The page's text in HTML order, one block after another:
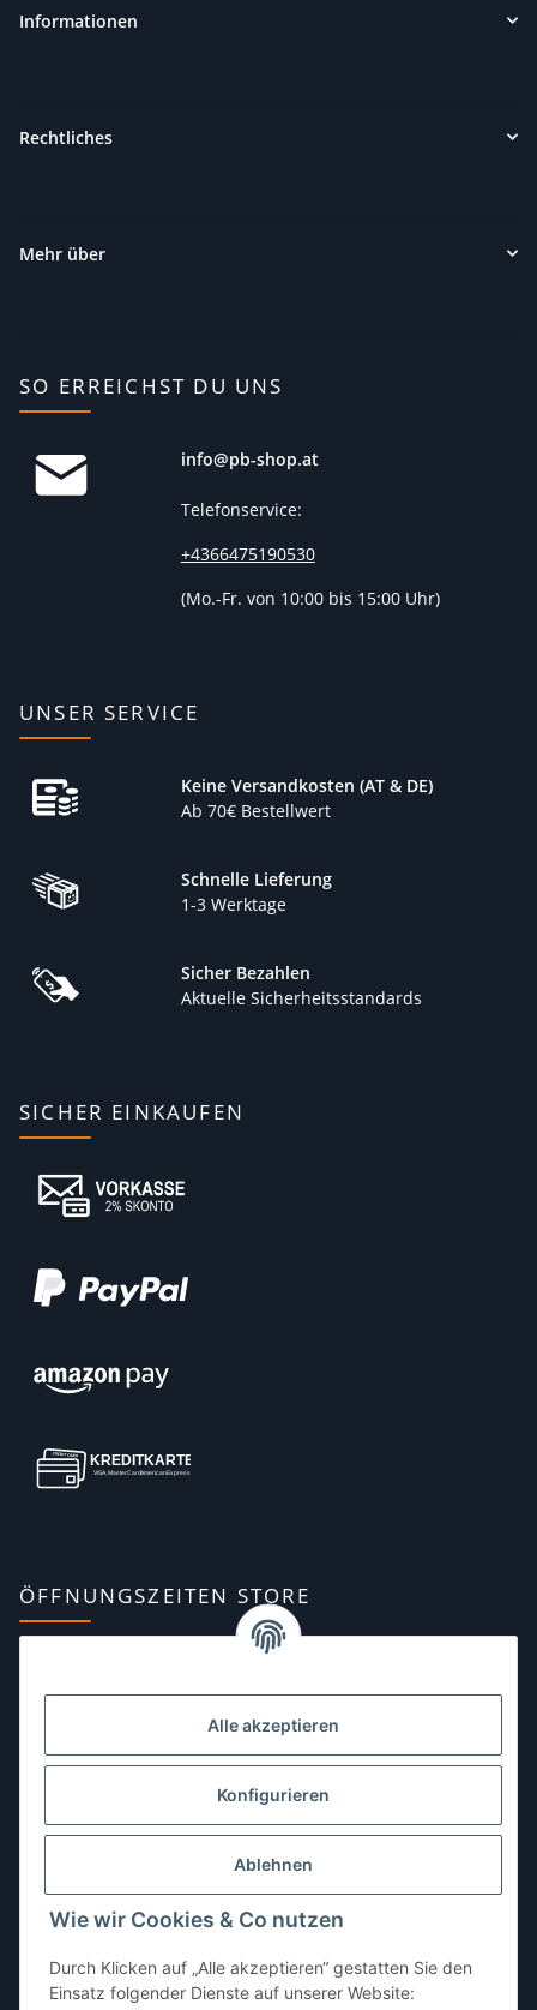
Alle akzeptieren
Konfigurieren
Ablehnen
Wie wir Cookies & Co nutzen
Durch Klicken auf „Alle akzeptieren“ gestatten Sie den
Einsatz folgender Dienste auf unserer Website:
Informationen
Rechtliches
Mehr über
SO ERREICHST DU UNS
info@pb-shop.at
Telefonservice:
+4366475190530
(Mo.-Fr. von 10:00 bis 15:00 Uhr)
UNSER SERVICE
Keine Versandkosten (AT & DE)
Ab 70€ Bestellwert
Schnelle Lieferung
1-3 Werktage
Sicher Bezahlen
Aktuelle Sicherheitsstandards
SICHER EINKAUFEN
ÖFFNUNGSZEITEN STORE
10:00–13:00, 14:00–18:00 Uhr
Dienstag:10:00–13:00, 14:00–16:00 Uhr
10:00–13:00 Uhr
Freitag:10:00–13:00, 14:00–18:00 Uhr
Sonntag: geschlossen